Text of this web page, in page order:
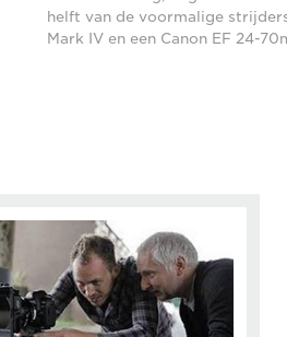
helft van de voormalige
Mark IV en een Canon EF 24-